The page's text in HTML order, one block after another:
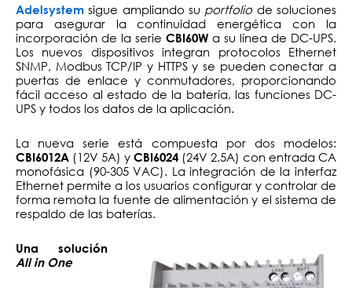
Adelsystem sigue ampliando su portfoliode soluciones
para asegurar la continuidad energética con la
incorporación de la serie CBI60W a su línea de DC-UPS.
Los nuevos dispositivos integran protocolos Ethernet
SNMP, Modbus TCP/IP y HTTPS y se pueden conectar a
puertas de enlace y conmutadores, proporcionando
fácil acceso al estado de la batería, las funciones DC-
UPS y todos los datos de la aplicación.
La nueva serie está compuesta por dos modelos:
CBI6012A (12V 5A) y CBI6024 (24V 2.5A) con entrada CA
monofásica (90-305 VAC). La integración de la interfaz
Ethernet permite a los usuarios configurar y controlar de
forma remota la fuente de alimentación y el sistema de
respaldo de las baterías.
Una solución
All in One